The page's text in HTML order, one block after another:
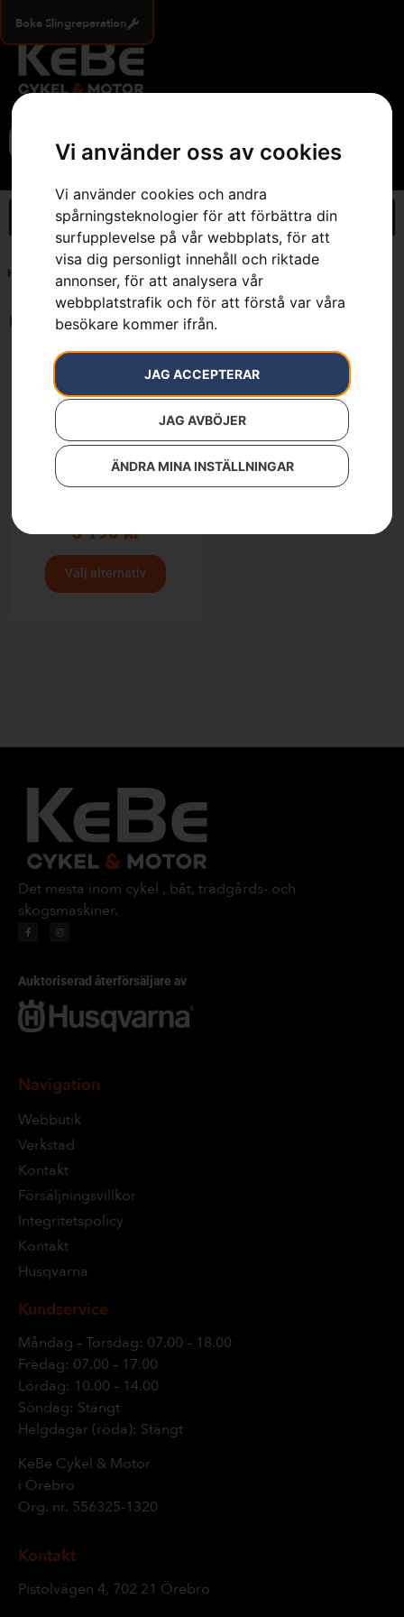
Vi använder oss av cookies
Vi använder cookies och andra
spårningsteknologier för att förbättra din
surfupplevelse på vår webbplats, för att
visa dig personligt innehåll och riktade
annonser, för att analysera vår
webbplatstrafik och för att förstå var våra
besökare kommer ifrån.
JAG ACCEPTERAR
JAG AVBÖJER
ÄNDRA MINA INSTÄLLNINGAR
Boka Slingreperation
Hem L - 7 cm längre ben 62/64
Endast ett sökresultat
5 190kr
Välj alternativ
Det mesta inom cykel , båt, trädgårds- och
skogsmaskiner.
Auktoriserad återförsäljare av
Navigation
Webbutik
Verkstad
Kontakt
Försäljningsvillkor
Integritetspolicy
Kontakt
Husqvarna
Kundservice
Måndag – Torsdag: 07.00 – 18.00
Fredag: 07.00 – 17.00
Lördag: 10.00 – 14.00
Söndag: Stängt
Helgdagar (röda): Stängt
KeBe Cykel & Motor
i Örebro
Org. nr. 556325-1320
Kontakt
Pistolvägen 4, 702 21 Örebro